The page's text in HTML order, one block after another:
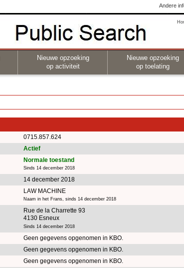
Andere
Nieuwe opzoeking
op activiteit
Nieuwe opzoeking
op toelating
0715.857.624
Actief
Normale toestand
Sinds 14 december 2018
14 december 2018
LAW MACHINE
Naam in het Frans, sinds 14 december 2018
Rue de la Charrette 93
4130 Esneux
Sinds 14 december 2018
Geen gegevens opgenomen in KBO.
Geen gegevens opgenomen in KBO.
Geen gegevens opgenomen in KBO.